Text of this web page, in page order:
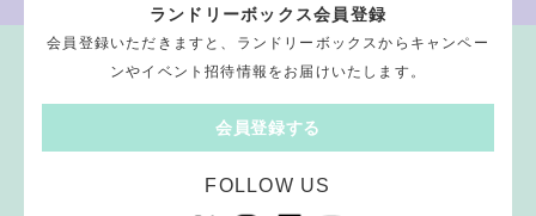
ランドリーボックス会員登録
会員登録いただきますと、ランドリーボックスからキャンペー
ンやイベント招待情報をお届けいたします。
会員登録する
FOLLOW US